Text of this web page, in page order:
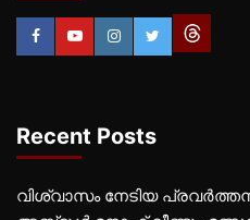
Recent Posts
വിശ്വാസം നേടിയ